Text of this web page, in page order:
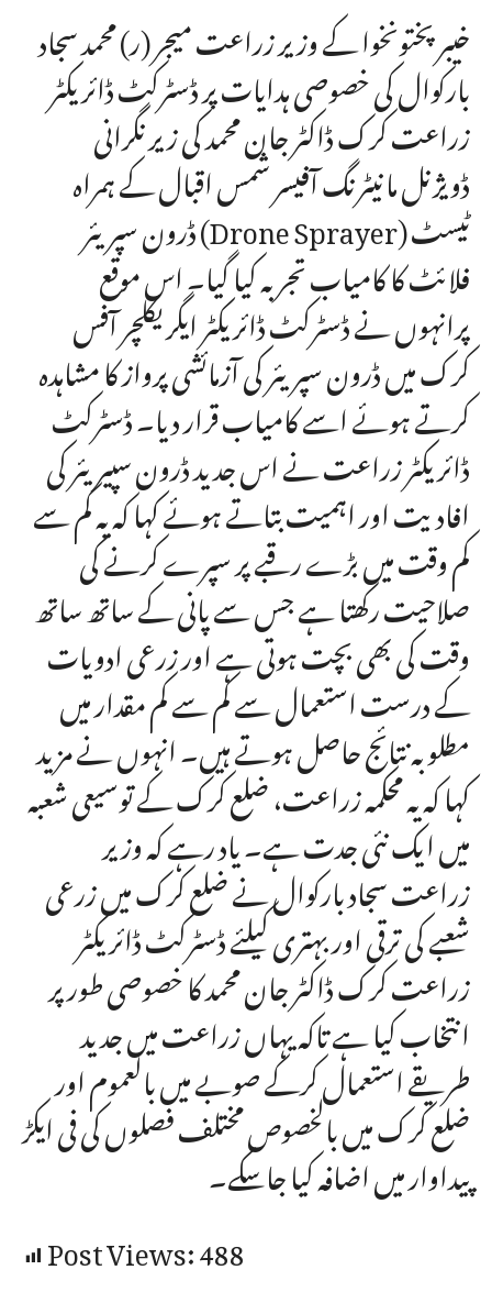
خیبرپختونخوا کے وزیر زراعت میجر (ر) محمد سجاد
بارکوال کی خصوصی ہدایات پر ڈسٹرکٹ ڈائریکٹر
زراعت کرک ڈاکٹر جان محمد کی زیر نگرانی
ڈویژنل مانیٹرنگ آفیسر شمس اقبال کے ہمراہ
ڈرون سپریئر (Drone Sprayer) ٹیسٹ
فلائٹ کا کامیاب تجربہ کیا گیا۔ اس موقع
پرانہوں نے ڈسٹرکٹ ڈائریکٹر ایگریکلچر آفس
کرک میں ڈرون سپریئر کی آزمائشی پرواز کا مشاہدہ
کرتے ہوئے اسے کامیاب قرار دیا۔ ڈسٹرکٹ
ڈائریکٹر زراعت نے اس جدید ڈرون سپیریئر کی
افادیت اور اہمیت بتاتے ہوئے کہا کہ یہ کم سے
کم وقت میں بڑے رقبے پر سپرے کرنے کی
صلاحیت رکھتا ہے جس سے پانی کے ساتھ ساتھ
وقت کی بھی بچت ہوتی ہے اور زرعی ادویات
کے درست استعمال سے کم سے کم مقدار میں
مطلوبہ نتائج حاصل ہوتے ہیں۔ انہوں نے مزید
کہا کہ یہ محکمہ زراعت، ضلع کرک کے توسیعی شعبہ
میں ایک نئی جدت ہے۔ یاد رہے کہ وزیر
زراعت سجاد بارکوال نے ضلع کرک میں زرعی
شعبے کی ترقی اور بہتری کیلئے ڈسٹرکٹ ڈائریکٹر
زراعت کرک ڈاکٹر جان محمد کا خصوصی طور پر
انتخاب کیا ہے تاکہ یہاں زراعت میں جدید
طریقے استعمال کرکے صوبے میں بالعموم اور
ضلع کرک میں بالخصوص مختلف فصلوں کی فی ایکڑ
پیداوار میں اضافہ کیا جاسکے۔
Post Views:488